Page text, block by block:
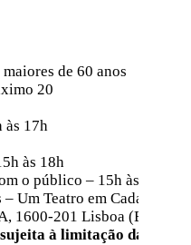
maiores de 60 anos
20
às 17h
às 18h
o público – 15h às 18h
Um Teatro em Cada Bairro
1600-201 Lisboa (Bairro
à limitação da sala